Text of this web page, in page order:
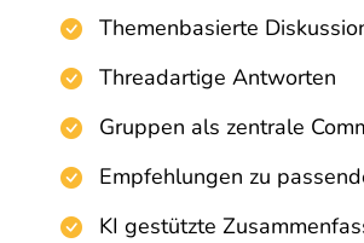
Themenbasierte
Threadartige Antworten
Gruppen als zentrale
Empfehlungen zu
KI gestützte